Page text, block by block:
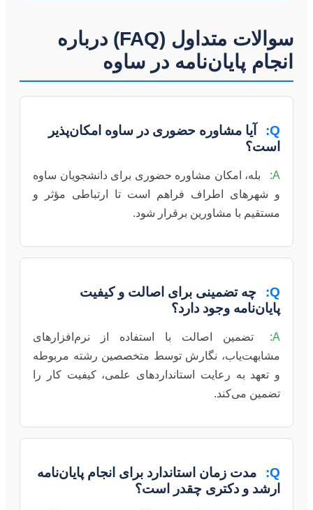
سوالات متداول (FAQ) درباره
انجام پایان‌نامه در ساوه
Q:
آیا مشاوره حضوری در ساوه امکان‌پذیر
است؟
A:
بله، امکان مشاوره حضوری برای دانشجویان ساوه
و شهرهای اطراف فراهم است تا ارتباطی مؤثر و
مستقیم با مشاورین برقرار شود.
Q:
چه تضمینی برای اصالت و کیفیت
پایان‌نامه وجود دارد؟
A:
تضمین اصالت با استفاده از نرم‌افزارهای
مشابهت‌یاب، نگارش توسط متخصصین رشته مربوطه
و تعهد به رعایت استانداردهای علمی، کیفیت کار را
تضمین می‌کند.
Q:
مدت زمان استاندارد برای انجام پایان‌نامه
ارشد و دکتری چقدر است؟